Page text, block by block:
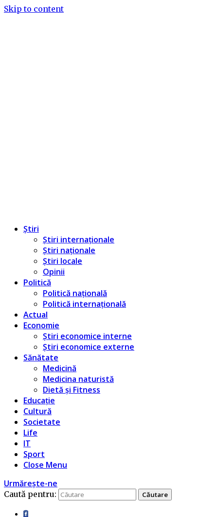
Skip to content
Știri
Știri internaționale
Știri naționale
Știri locale
Opinii
Politică
Politică națională
Politică internațională
Actual
Economie
Știri economice interne
Știri economice externe
Sănătate
Medicină
Medicina naturistă
Dietă și Fitness
Educație
Cultură
Societate
Life
IT
Sport
Close Menu
Urmărește-ne
Caută pentru: